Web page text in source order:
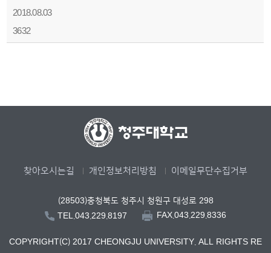
2018.08.03
3632
찾아오시는길 개인정보처리방침 이메일무단수집거부
(28503)충청북도 청주시 청원구 대성로 298
TEL.043.229.8197
FAX.043.229.8336
COPYRIGHT(C) 2017 CHEONGJU UNIVERSITY. ALL RIGHTS RE